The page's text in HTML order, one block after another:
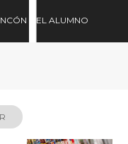
DEL ALUMNO